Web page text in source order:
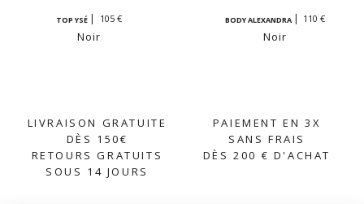
TOP YSÉ 105 €
Noir
BODY ALEXANDRA 110 €
Noir
LIVRAISON GRATUITE
DÈS 150€
RETOURS GRATUITS
SOUS 14 JOURS
PAIEMENT EN 3X
SANS FRAIS
DÈS 200 € D'ACHAT